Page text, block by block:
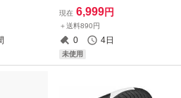
ワイト 白
スニー
30800円 28.5cm グレー/オレ
ンジ ZX9000 4D Run 2.0 ラ
ンニングシューズ
現在 6,999円
＋送料890円
0 4日
未使用